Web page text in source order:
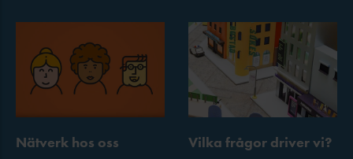
Nätverk hos oss
Vilka frågor driver vi?